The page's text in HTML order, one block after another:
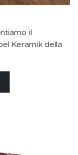
il
Keramik della